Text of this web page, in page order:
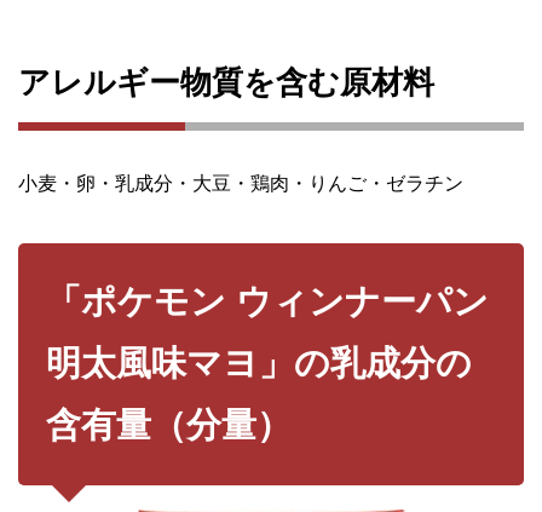
アレルギー物質を含む原材料
小麦・卵・乳成分・大豆・鶏肉・りんご・ゼラチン
「ポケモン ウィンナーパン
明太風味マヨ」の乳成分の
含有量（分量）